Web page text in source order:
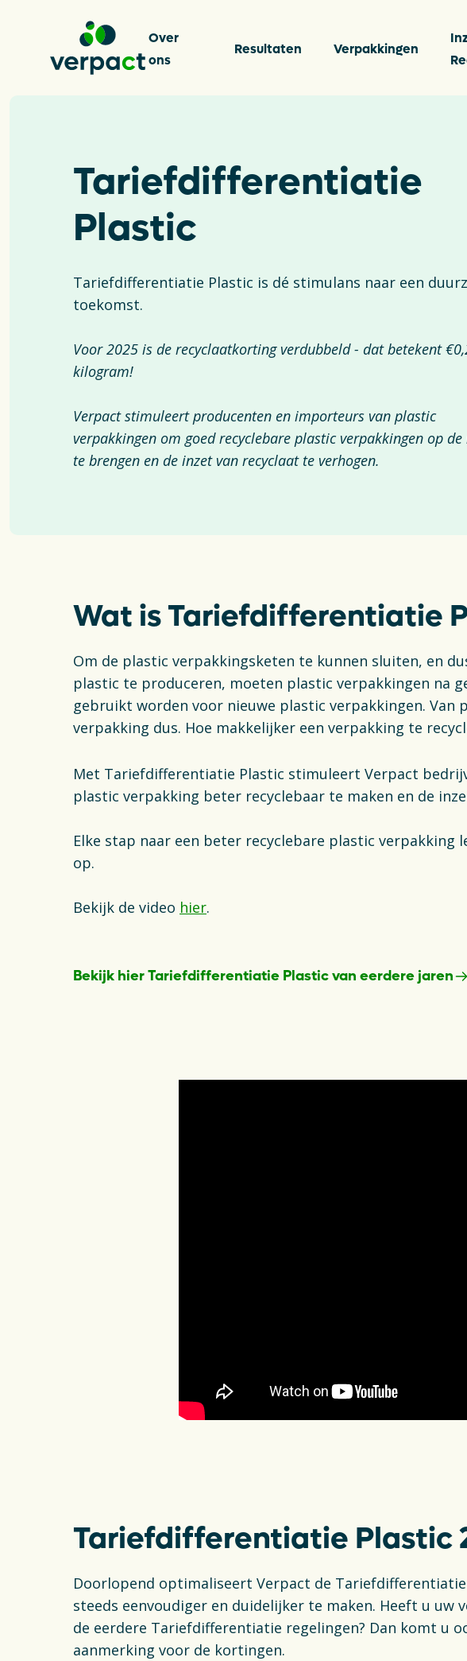
Over
ons
Resultaten Verpakkingen
Over ons
Verpakkingen
Inzameling &
Wetgeving
Tariefdifferentiatie
Plastic
Tariefdifferentiatie Plastic is dé stimulans naar een
toekomst.
Voor 2025 is de recyclaatkorting verdubbeld - dat betekent
kilogram!
Verpact stimuleert producenten en importeurs van plastic
verpakkingen om goed recyclebare plastic verpakkingen op
te brengen en de inzet van recyclaat te verhogen.
Wat is Tariefdifferentiatie
Om de plastic verpakkingsketen te kunnen sluiten, en
plastic te produceren, moeten plastic verpakkingen na
gebruikt worden voor nieuwe plastic verpakkingen. Van
verpakking dus. Hoe makkelijker een verpakking te
Met Tariefdifferentiatie Plastic stimuleert Verpact
plastic verpakking beter recyclebaar te maken en de
Elke stap naar een beter recyclebare plastic verpakking
op.
Bekijk de video hier.
Bekijk hier Tariefdifferentiatie Plastic van eerdere jaren
Tariefdifferentiatie Plastic
Doorlopend optimaliseert Verpact de
steeds eenvoudiger en duidelijker te maken. Heeft u uw
de eerdere Tariefdifferentiatie regelingen? Dan komt u
aanmerking voor de kortingen.